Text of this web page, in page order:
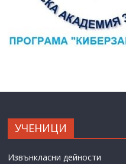
УЧЕНИЦИ
Извънкласни дейности